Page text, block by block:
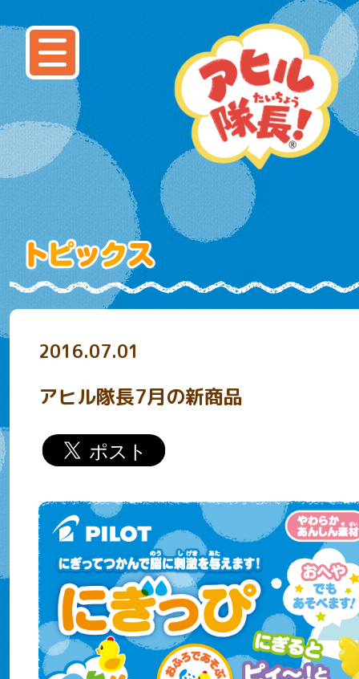
2016.07.01
アヒル隊長7月の新商品